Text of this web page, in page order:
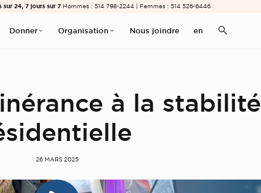
sur 24, 7 jours sur 7 Hommes : 514 798-2244 | Femmes : 514 526-6446
Donner Organisation Nous joindre en
à la stabilité
26 MARS 2025